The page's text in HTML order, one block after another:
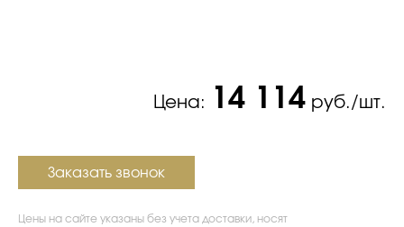
Цена: 14 114 руб./шт.
Заказать звонок
Цены на сайте указаны без учета доставки, носят